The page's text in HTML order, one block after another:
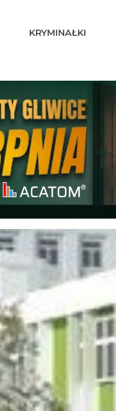
KRYMINAŁKI